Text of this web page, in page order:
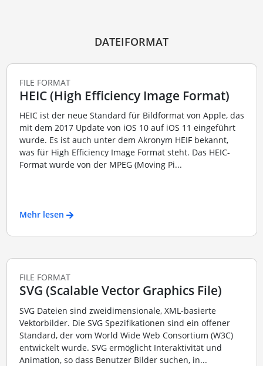
DATEIFORMAT
FILE FORMAT
HEIC (High Efficiency Image Format)
HEIC ist der neue Standard für Bildformat von Apple, das
mit dem 2017 Update von iOS 10 auf iOS 11 eingeführt
wurde. Es ist auch unter dem Akronym HEIF bekannt,
was für High Efficiency Image Format steht. Das HEIC-
Format wurde von der MPEG (Moving Pi...
Mehr lesen
FILE FORMAT
SVG (Scalable Vector Graphics File)
SVG Dateien sind zweidimensionale, XML-basierte
Vektorbilder. Die SVG Spezifikationen sind ein offener
Standard, der vom World Wide Web Consortium (W3C)
entwickelt wurde. SVG ermöglicht Interaktivität und
Animation, so dass Benutzer Bilder suchen, in...